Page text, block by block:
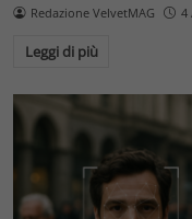
Redazione VelvetMAG 4
Leggi di più